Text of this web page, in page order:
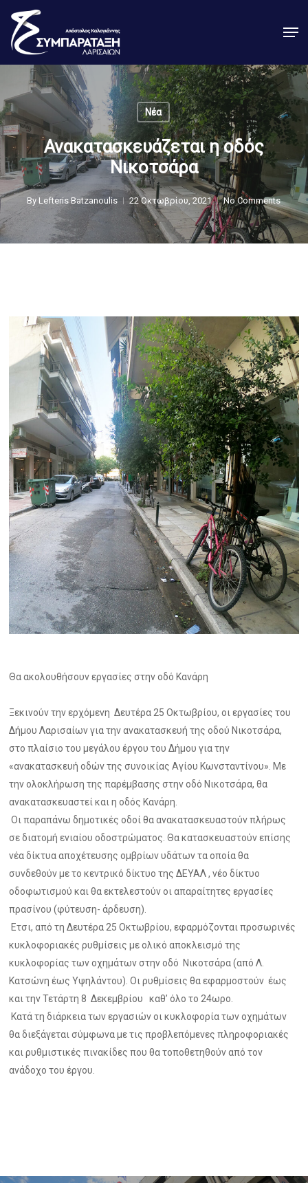
main
Νέα
Ανακατασκευάζεται η οδός
Νικοτσάρα
By Lefteris Batzanoulis 22 Οκτωβρίου, 2021 No Comments
Θα ακολουθήσουν εργασίες στην οδό Κανάρη
Ξεκινούν την ερχόμενη Δευτέρα 25 Οκτωβρίου, οι εργασίες του
Δήμου Λαρισαίων για την ανακατασκευή της οδού Νικοτσάρα,
στο πλαίσιο του μεγάλου έργου του Δήμου για την
«ανακατασκευή οδών της συνοικίας Αγίου Κωνσταντίνου». Με
την ολοκλήρωση της παρέμβασης στην οδό Νικοτσάρα, θα
ανακατασκευαστεί και η οδός Κανάρη.
Οι παραπάνω δημοτικές οδοί θα ανακατασκευαστούν πλήρως
σε διατομή ενιαίου οδοστρώματος. Θα κατασκευαστούν επίσης
νέα δίκτυα αποχέτευσης ομβρίων υδάτων τα οποία θα
συνδεθούν με το κεντρικό δίκτυο της ΔΕΥΑΛ , νέο δίκτυο
οδοφωτισμού και θα εκτελεστούν οι απαραίτητες εργασίες
πρασίνου (φύτευση- άρδευση).
Ετσι, από τη Δευτέρα 25 Οκτωβρίου, εφαρμόζονται προσωρινές
κυκλοφοριακές ρυθμίσεις με ολικό αποκλεισμό της
κυκλοφορίας των οχημάτων στην οδό Νικοτσάρα (από Λ.
Κατσώνη έως Υψηλάντου). Οι ρυθμίσεις θα εφαρμοστούν έως
και την Τετάρτη 8 Δεκεμβρίου καθ’ όλο το 24ωρο.
Κατά τη διάρκεια των εργασιών οι κυκλοφορία των οχημάτων
θα διεξάγεται σύμφωνα με τις προβλεπόμενες πληροφοριακές
και ρυθμιστικές πινακίδες που θα τοποθετηθούν από τον
ανάδοχο του έργου.